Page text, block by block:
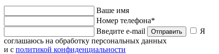
Ваше имя
Номер телефона*
Введите e-mail
Отправить
Я
соглашаюсь на обработку персональных данных
и с политикой конфиденциальности